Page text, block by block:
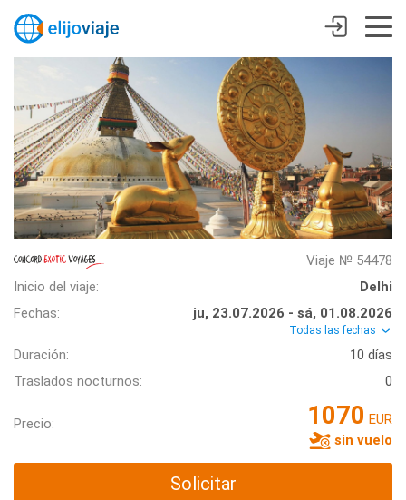
Viaje № 54478
Inicio del viaje:
Delhi
Fechas:
ju, 23.07.2026 - sá, 01.08.2026
Todas las fechas
Duración:
10 días
Traslados nocturnos:
0
Precio: 1070 EUR
sin vuelo
Solicitar